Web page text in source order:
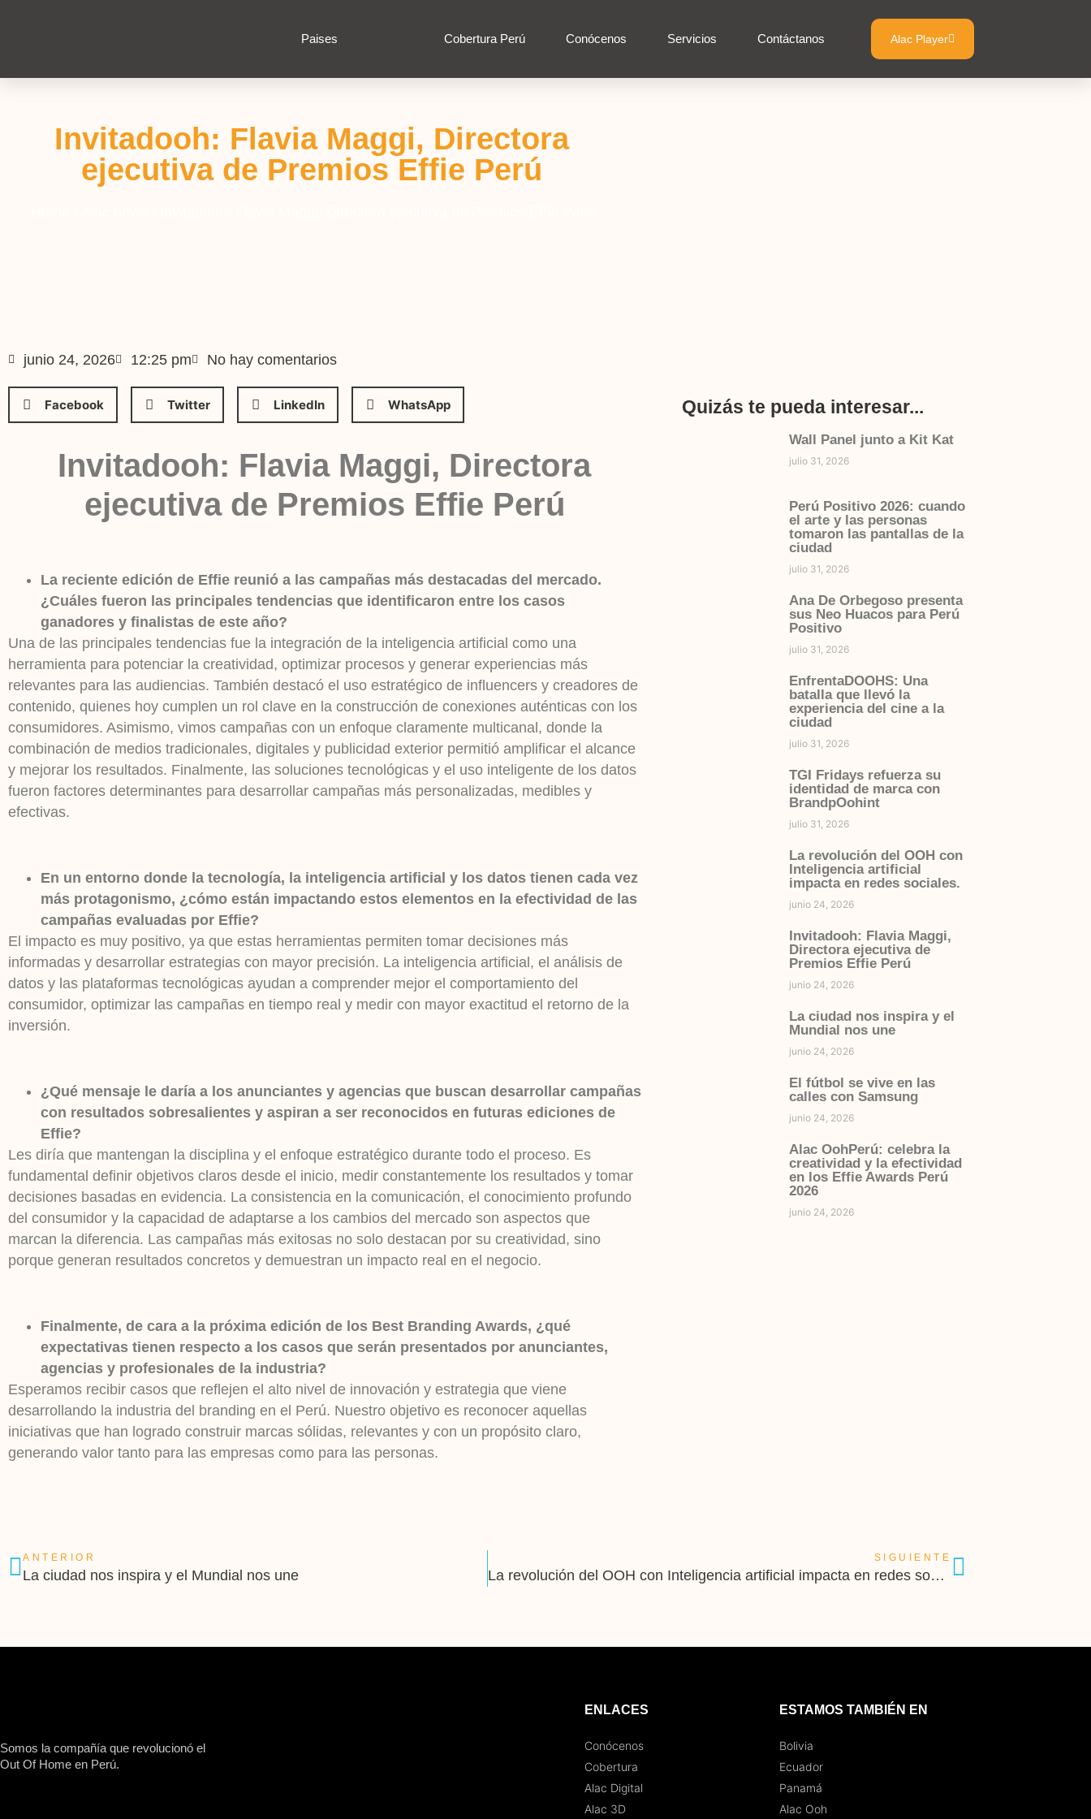
Paises Cobertura Perú Conócenos Servicios Contáctanos Alac Player
Invitadooh: Flavia Maggi, Directora
ejecutiva de Premios Effie Perú
junio 24, 2026 12:25 pm No hay comentarios
Facebook Twitter LinkedIn WhatsApp
Invitadooh: Flavia Maggi, Directora
ejecutiva de Premios Effie Perú
La reciente edición de Effie reunió a las campañas más destacadas del mercado.
¿Cuáles fueron las principales tendencias que identificaron entre los casos
ganadores y finalistas de este año?
Una de las principales tendencias fue la integración de la inteligencia artificial como una
herramienta para potenciar la creatividad, optimizar procesos y generar experiencias más
relevantes para las audiencias. También destacó el uso estratégico de influencers y creadores de
contenido, quienes hoy cumplen un rol clave en la construcción de conexiones auténticas con los
consumidores. Asimismo, vimos campañas con un enfoque claramente multicanal, donde la
combinación de medios tradicionales, digitales y publicidad exterior permitió amplificar el alcance
y mejorar los resultados. Finalmente, las soluciones tecnológicas y el uso inteligente de los datos
fueron factores determinantes para desarrollar campañas más personalizadas, medibles y
efectivas.
En un entorno donde la tecnología, la inteligencia artificial y los datos tienen cada vez
más protagonismo, ¿cómo están impactando estos elementos en la efectividad de las
campañas evaluadas por Effie?
El impacto es muy positivo, ya que estas herramientas permiten tomar decisiones más
informadas y desarrollar estrategias con mayor precisión. La inteligencia artificial, el análisis de
datos y las plataformas tecnológicas ayudan a comprender mejor el comportamiento del
consumidor, optimizar las campañas en tiempo real y medir con mayor exactitud el retorno de la
inversión.
¿Qué mensaje le daría a los anunciantes y agencias que buscan desarrollar campañas
con resultados sobresalientes y aspiran a ser reconocidos en futuras ediciones de
Effie?
Les diría que mantengan la disciplina y el enfoque estratégico durante todo el proceso. Es
fundamental definir objetivos claros desde el inicio, medir constantemente los resultados y tomar
decisiones basadas en evidencia. La consistencia en la comunicación, el conocimiento profundo
del consumidor y la capacidad de adaptarse a los cambios del mercado son aspectos que
marcan la diferencia. Las campañas más exitosas no solo destacan por su creatividad, sino
porque generan resultados concretos y demuestran un impacto real en el negocio.
Finalmente, de cara a la próxima edición de los Best Branding Awards, ¿qué
expectativas tienen respecto a los casos que serán presentados por anunciantes,
agencias y profesionales de la industria?
Esperamos recibir casos que reflejen el alto nivel de innovación y estrategia que viene
desarrollando la industria del branding en el Perú. Nuestro objetivo es reconocer aquellas
iniciativas que han logrado construir marcas sólidas, relevantes y con un propósito claro,
generando valor tanto para las empresas como para las personas.
Quizás te pueda interesar...
Wall Panel junto a Kit Kat
julio 31, 2026
Perú Positivo 2026: cuando
el arte y las personas
tomaron las pantallas de la
ciudad
julio 31, 2026
Ana De Orbegoso presenta
sus Neo Huacos para Perú
Positivo
julio 31, 2026
EnfrentaDOOHS: Una
batalla que llevó la
experiencia del cine a la
ciudad
julio 31, 2026
TGI Fridays refuerza su
identidad de marca con
BrandpOohint
julio 31, 2026
La revolución del OOH con
Inteligencia artificial
impacta en redes sociales.
junio 24, 2026
Invitadooh: Flavia Maggi,
Directora ejecutiva de
Premios Effie Perú
junio 24, 2026
La ciudad nos inspira y el
Mundial nos une
junio 24, 2026
El fútbol se vive en las
calles con Samsung
junio 24, 2026
Alac OohPerú: celebra la
creatividad y la efectividad
en los Effie Awards Perú
2026
junio 24, 2026
ANTERIOR
La ciudad nos inspira y el Mundial nos une
SIGUIENTE
La revolución del OOH con Inteligencia artificial impacta en redes sociales.
Somos la compañía que revolucionó el
Out Of Home en Perú.
ENLACES
Conócenos
Cobertura
Alac Digital
Alac 3D
ESTAMOS TAMBIÉN EN
Bolivia
Ecuador
Panamá
Alac Ooh